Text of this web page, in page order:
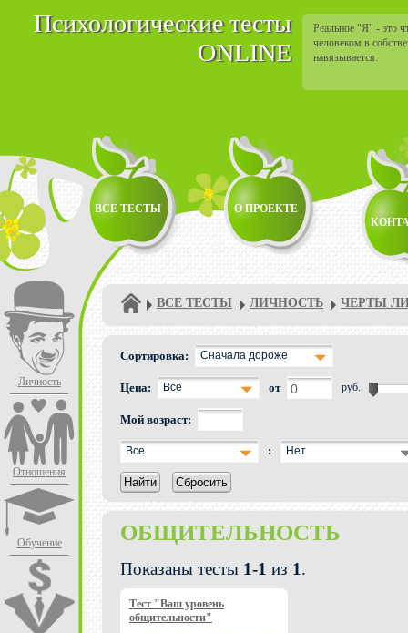
Психологические тесты
ONLINE
Реальное "Я" - это
человеком в
навязывается.
ВСЕ ТЕСТЫ
О ПРОЕКТЕ
Личность
Отношения
Обучение
ВСЕ ТЕСТЫ ЛИЧНОСТЬ ЧЕРТЫ
Сортировка: Сначала дороже
Цена: Все от руб.
Мой возраст:
Все : Нет
Найти Сбросить
ОБЩИТЕЛЬНОСТЬ
Показаны тесты 1-1 из 1.
Тест "Ваш уровень
общительности"